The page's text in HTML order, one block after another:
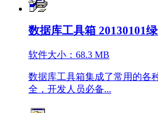
数据库工具箱 20130101
软件大小：68.3 MB
数据库工具箱集成了常用的各
全，开发人员必备...